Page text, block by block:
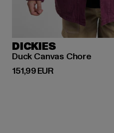
DICKIES
Duck Canvas Chore
151,99 EUR
Derzeitiger Preis: 151,99 EUR